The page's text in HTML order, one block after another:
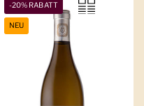
-20% RABATT
NEU